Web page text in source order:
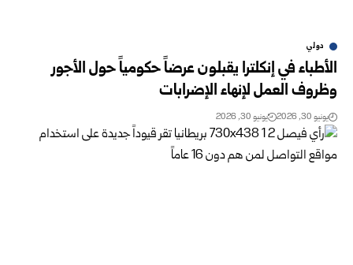
دولي
الأطباء في إنكلترا يقبلون عرضاً حكومياً حول الأجور
وظروف العمل لإنهاء الإضرابات
يونيو 30, 2026 يونيو 30, 2026